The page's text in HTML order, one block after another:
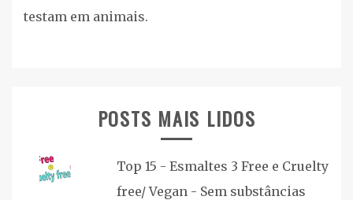
testam em animais.
POSTS MAIS LIDOS
Top 15 - Esmaltes 3 Free e Cruelty
free/ Vegan - Sem substâncias